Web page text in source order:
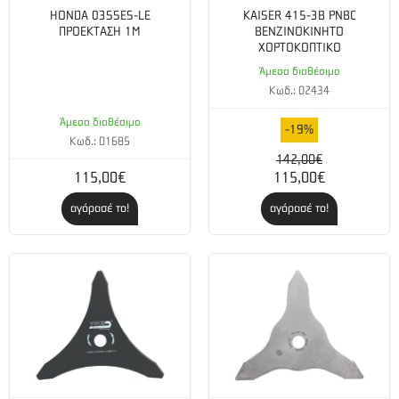
HONDA 03SSES-LE
ΠΡΟΕΚΤΑΣΗ 1M
Άμεσα διαθέσιμο
Κωδ.: 01685
115,00€
αγόρασέ το!
KAISER 415-3B PNBC
ΒΕΝΖΙΝΟΚΙΝΗΤΟ
ΧΟΡΤΟΚΟΠΤΙΚΟ
Άμεσα διαθέσιμο
Κωδ.: 02434
-19%
142,00€
115,00€
αγόρασέ το!